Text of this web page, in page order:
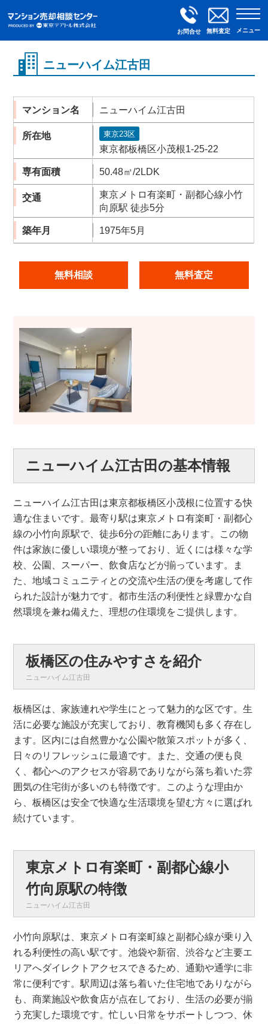
お問合せ 無料査定 メニュー
ニューハイム江古田
マンション名 ニューハイム江古田
所在地 東京23区
東京都板橋区小茂根1-25-22
専有面積 50.48㎡/2LDK
交通
東京メトロ有楽町・副都心線小竹
向原駅 徒歩5分
築年月 1975年5月
無料相談 無料査定
ニューハイム江古田の基本情報
ニューハイム江古田は東京都板橋区小茂根に位置する快
適な住まいです。最寄り駅は東京メトロ有楽町・副都心
線の小竹向原駅で、徒歩6分の距離にあります。この物
件は家族に優しい環境が整っており、近くには様々な学
校、公園、スーパー、飲食店などが揃っています。ま
た、地域コミュニティとの交流や生活の便を考慮して作
られた設計が魅力です。都市生活の利便性と緑豊かな自
然環境を兼ね備えた、理想の住環境をご提供します。
板橋区の住みやすさを紹介
ニューハイム江古田
板橋区は、家族連れや学生にとって魅力的な区です。生
活に必要な施設が充実しており、教育機関も多く存在し
ます。区内には自然豊かな公園や散策スポットが多く、
日々のリフレッシュに最適です。また、交通の便も良
く、都心へのアクセスが容易でありながら落ち着いた雰
囲気の住宅街が多いのも特徴です。このような理由か
ら、板橋区は安全で快適な生活環境を望む方々に選ばれ
続けています。
東京メトロ有楽町・副都心線小
竹向原駅の特徴
ニューハイム江古田
小竹向原駅は、東京メトロ有楽町線と副都心線が乗り入
れる利便性の高い駅です。池袋や新宿、渋谷など主要エ
リアへダイレクトアクセスできるため、通勤や通学に非
常に便利です。駅周辺は落ち着いた住宅地でありながら
も、商業施設や飲食店が点在しており、生活の必要が揃
う充実した環境です。忙しい日常をサポートしつつ、休